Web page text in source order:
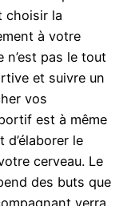
choisir la
à votre
n’est pas le tout
et suivre un
vos
est à même
le
cerveau. Le
des buts que